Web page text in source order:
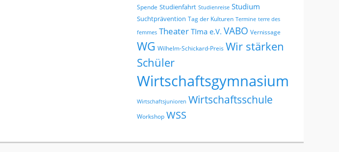
Spende Studienfahrt Studienreise Studium
Suchtprävention Tag der Kulturen Termine terre des
femmes Theater TIma e.V. VABO Vernissage
WG Wilhelm-Schickard-Preis Wir stärken
Schüler
Wirtschaftsgymnasium
Wirtschaftsjunioren Wirtschaftsschule
Workshop WSS